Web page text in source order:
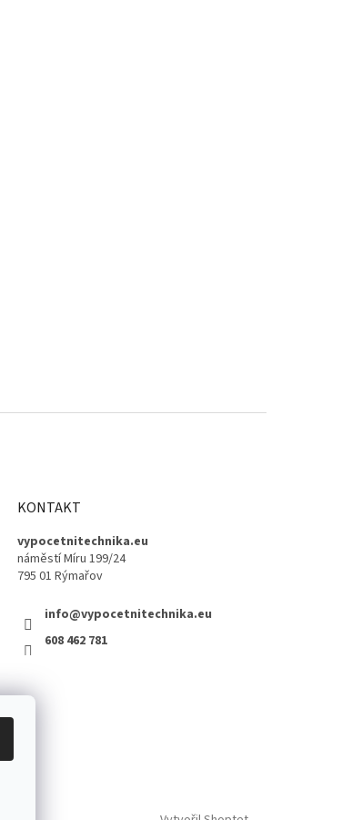
KONTAKT
vypocetnitechnika.eu
náměstí Míru 199/24
795 01 Rýmařov
info@vypocetnitechnika.eu
608 462 781